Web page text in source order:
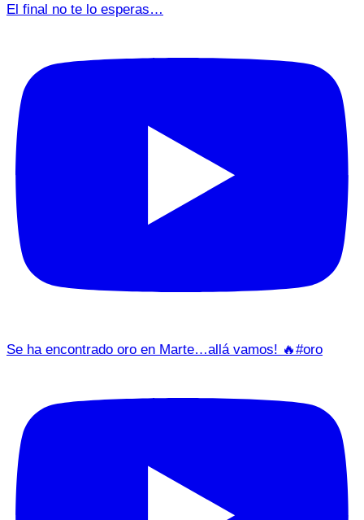
El final no te lo esperas…
Se ha encontrado oro en Marte…allá vamos! 🔥#oro